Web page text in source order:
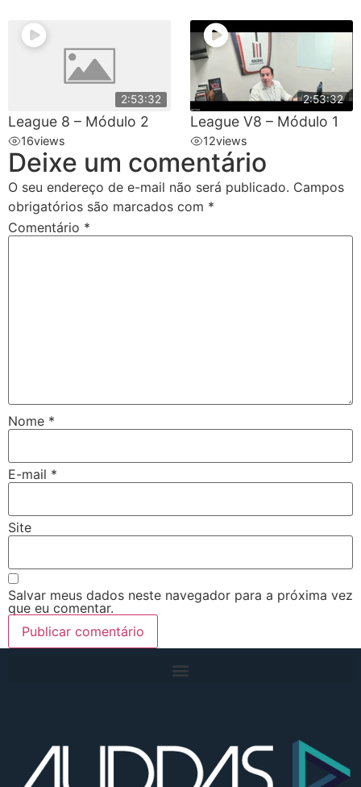
2:53:32
League 8 – Módulo 2
16views
2:53:32
League V8 – Módulo 1
12views
Deixe um comentário
O seu endereço de e-mail não será publicado. Campos
obrigatórios são marcados com *
Comentário *
Nome *
E-mail *
Site
Salvar meus dados neste navegador para a próxima vez
que eu comentar.